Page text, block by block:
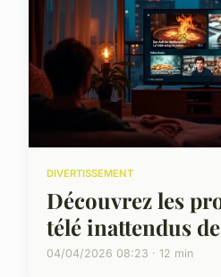
DIVERTISSEMENT
Découvrez les
télé inattendus
04/04/2026 08:23 · 12 min